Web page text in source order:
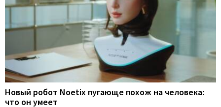
Новый робот Noetix пугающе похож на человека:
что он умеет